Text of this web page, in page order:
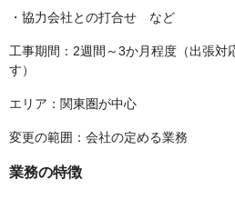
・協力会社との打合せ など
工事期間：2週間～3か月程度（出張対
す）
エリア：関東圏が中心
変更の範囲：会社の定める業務
業務の特徴